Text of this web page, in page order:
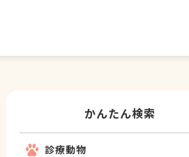
かんたん検索
診療動物